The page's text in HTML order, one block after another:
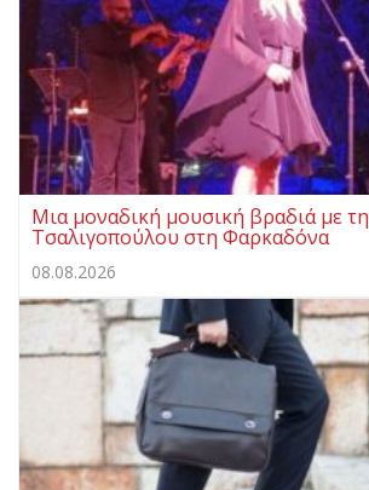
Μια μοναδική μουσική βραδιά με
Τσαλιγοπούλου στη Φαρκαδόνα
08.08.2026